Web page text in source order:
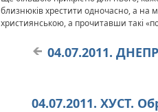
близнюків хрестити одночасно, а на
християнською, а прочитавши такі
04.07.2011.
04.07.2011. ХУСТ.